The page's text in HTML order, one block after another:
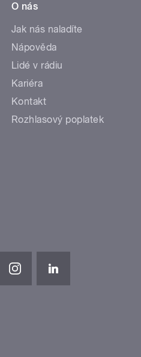
O nás
Jak nás naladíte
Nápověda
Lidé v rádiu
Kariéra
Kontakt
Rozhlasový poplatek